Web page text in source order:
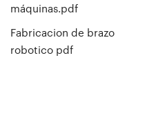
máquinas.pdf
Fabricacion de brazo
robotico pdf